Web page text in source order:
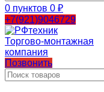
0 пунктов 0 ₽
+7(921)9046729
Позвонить